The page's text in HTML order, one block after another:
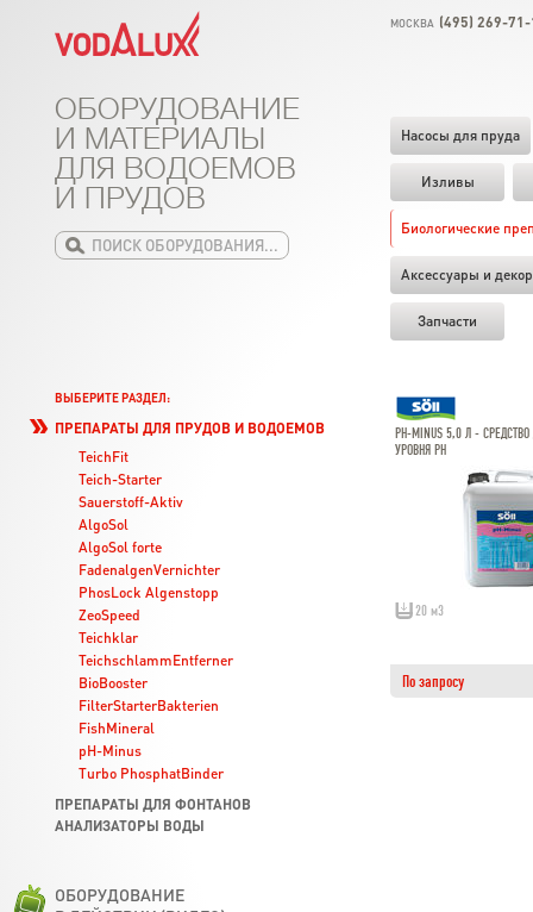
МОСКВА (495) 269-
Насосы для пруда
Изливы
Биологические
Аксессуары и декор
Запчасти
ОБОРУДОВАНИЕ
И МАТЕРИАЛЫ
ДЛЯ ВОДОЕМОВ
И ПРУДОВ
PH-MINUS 5,0 Л -
УРОВНЯ РН
20 м3
По запросу
ВЫБЕРИТЕ РАЗДЕЛ:
ПРЕПАРАТЫ ДЛЯ ПРУДОВ И ВОДОЕМОВ
TeichFit
Teich-Starter
Sauerstoff-Aktiv
AlgoSol
AlgoSol forte
FadenalgenVernichter
PhosLock Algenstopp
ZeoSpeed
Teichklar
TeichschlammEntferner
BioBooster
FilterStarterBakterien
FishMineral
pH-Minus
Turbo PhosphatBinder
ПРЕПАРАТЫ ДЛЯ ФОНТАНОВ
АНАЛИЗАТОРЫ ВОДЫ
ОБОРУДОВАНИЕ